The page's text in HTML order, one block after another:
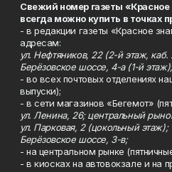
Свежий номер газеты
всегда можно купить в точках
- в редакции газеты «Красное
адресам:
ул. Нефтяников, 22 (2-й этаж, каб.
Берёзовское шоссе, 4-а (1-й этаж);
- во всех почтовых отделениях
выпуски);
- в сети магазинов «Бегемот»
ул. Ленина, 26; центральный
ул. Парковая, 2 (цокольный этаж);
Берёзовское шоссе, 3-в;
- на центральном рынке
- в киосках на автовокзале и на